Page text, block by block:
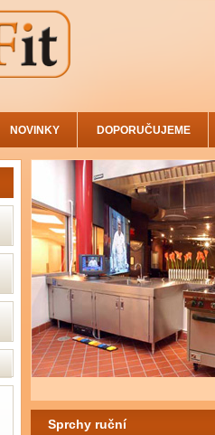
NOVINKY DOPORUČUJEME
Sprchy ruční